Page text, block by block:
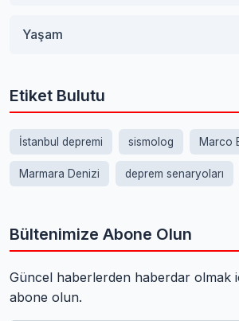
Yaşam
Etiket Bulutu
İstanbul depremi sismolog Marco
Marmara Denizi deprem senaryoları
Bültenimize Abone Olun
Güncel haberlerden haberdar olmak
abone olun.